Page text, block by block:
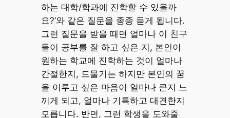
하는 대학/학과에 진학할 수 있을까
요?’와 같은 질문을 종종 듣게 됩니다.
그런 질문을 받을 때면 얼마나 이 친구
들이 공부를 잘 하고 싶은 지, 본인이
원하는 학교에 진학하는 것이 얼마나
간절한지, 드물기는 하지만 본인의 꿈
을 이루고 싶은 마음이 얼마나 큰지 느
끼게 되고, 얼마나 기특하고 대견한지
모릅니다. 반면, 그런 학생을 도와줄